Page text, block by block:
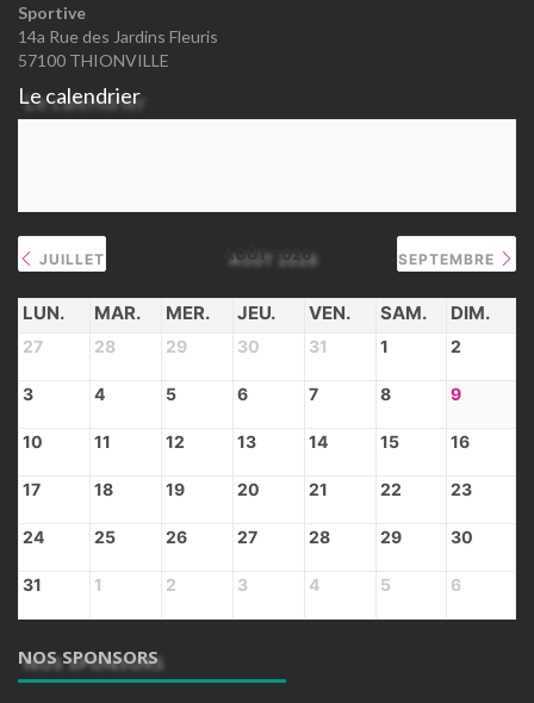
Sportive
14a Rue des Jardins Fleuris
57100 THIONVILLE
Le calendrier
JUILLET AOÛT 2026 SEPTEMBRE
LUN. MAR. MER. JEU. VEN. SAM. DIM.
27 28 29 30 31 1 2
3 4 5 6 7 8 9
10 11 12 13 14 15 16
17 18 19 20 21 22 23
24 25 26 27 28 29 30
31 1 2 3 4 5 6
NOS SPONSORS